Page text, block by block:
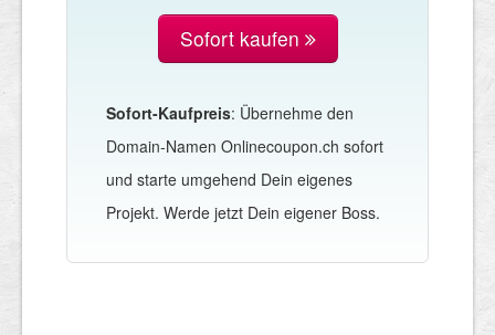
Sofort kaufen
Sofort-Kaufpreis: Übernehme den
Domain-Namen Onlinecoupon.ch sofort
und starte umgehend Dein eigenes
Projekt. Werde jetzt Dein eigener Boss.